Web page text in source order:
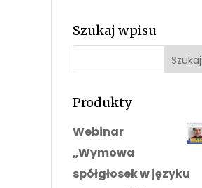
Szukaj wpisu
Produkty
Webinar
„Wymowa
spółgłosek w języku